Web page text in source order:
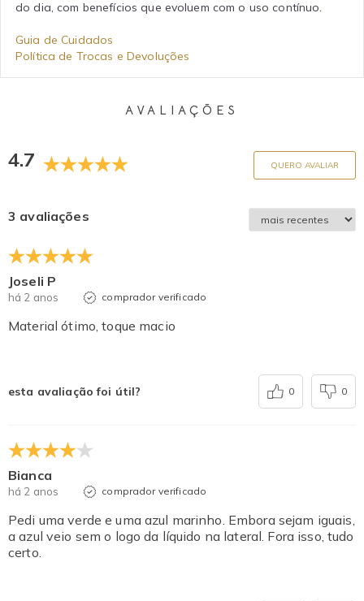
do dia, com benefícios que evoluem com o uso contínuo.
Guia de Cuidados
Política de Trocas e Devoluções
AVALIAÇÕES
4.7 QUERO AVALIAR
3 avaliações
Joseli P
há 2 anos comprador verificado
Material ótimo, toque macio
esta avaliação foi útil? 0 0
Bianca
há 2 anos comprador verificado
Pedi uma verde e uma azul marinho. Embora sejam iguais,
a azul veio sem o logo da líquido na lateral. Fora isso, tudo
certo.